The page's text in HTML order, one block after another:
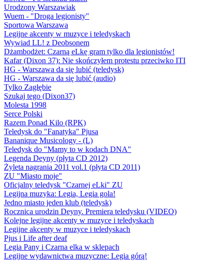
Urodzony Warszawiak
Wuem - "Droga legionisty"
Sportowa Warszawa
Legijne akcenty w muzyce i teledyskach
Wywiad LL! z Deobsonem
Dżambodżet: Czarną eLkę gram tylko dla legionistów!
Kafar (Dixon 37): Nie skończyłem protestu przeciwko ITI
HG - Warszawa da się lubić (teledysk)
HG - Warszawa da się lubić (audio)
Tylko Zagłębie
Szukaj tego (Dixon37)
Molesta 1998
Serce Polski
Razem Ponad Kilo (RPK)
Teledysk do "Fanatyka" Pjusa
Bananique Musicology - (L)
Teledysk do "Mamy to w kodach DNA"
Legenda Deyny (płyta CD 2012)
Żyleta nagrania 2011 vol.1 (płyta CD 2011)
ZU "Miasto moje"
Oficjalny teledysk "Czarnej eLki" ZU
Legijna muzyka: Legia, Legia gola!
Jedno miasto jeden klub (teledysk)
Rocznica urodzin Deyny. Premiera teledysku (VIDEO)
Kolejne legijne akcenty w muzyce i teledyskach
Legijne akcenty w muzyce i teledyskach
Pjus i Life after deaf
Legia Pany i Czarna elka w sklepach
Legijne wydawnictwa muzyczne: Legia górą!